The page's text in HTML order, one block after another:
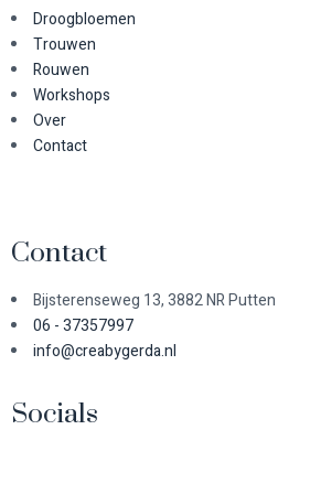
Droogbloemen
Trouwen
Rouwen
Workshops
Over
Contact
Contact
Bijsterenseweg 13, 3882 NR Putten
06 - 37357997
info@creabygerda.nl
Socials